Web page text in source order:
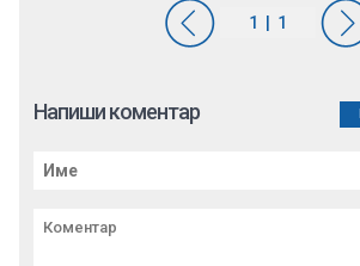
Напиши коментар